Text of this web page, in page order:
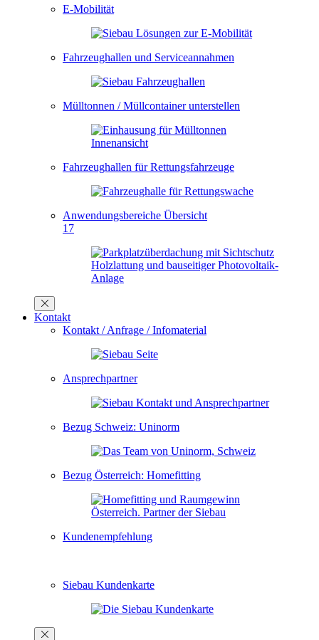
E-Mobilität
Fahrzeughallen und Serviceannahmen
Mülltonnen / Müllcontainer unterstellen
Fahrzeughallen für Rettungsfahrzeuge
Anwendungsbereiche Übersicht
17
Kontakt
Kontakt / Anfrage / Infomaterial
Ansprechpartner
Bezug Schweiz: Uninorm
Bezug Österreich: Homefitting
Kundenempfehlung
Siebau Kundenkarte